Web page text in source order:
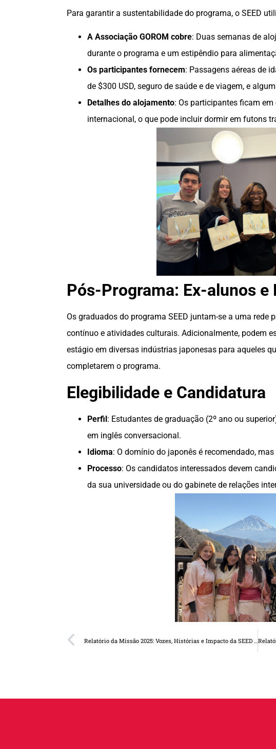
Para garantir a sustentabilidade do programa, o SEED
A Associação GOROM cobre: Duas semanas de
durante o programa e um estipêndio para
Os participantes fornecem: Passagens aéreas de
de $300 USD, seguro de saúde e de viagem, e
Detalhes do alojamento: Os participantes ficam
internacional, o que pode incluir dormir em futons
Pós-Programa: Ex-alunos e
Os graduados do programa SEED juntam-se a uma rede
contínuo e atividades culturais. Adicionalmente, podem
estágio em diversas indústrias japonesas para aqueles
completarem o programa.
Elegibilidade e Candidatura
Perfil: Estudantes de graduação (2º ano ou
em inglês conversacional.
Idioma: O domínio do japonês é recomendado,
Processo: Os candidatos interessados devem
da sua universidade ou do gabinete de relações
Relatório da Missão 2025: Vozes, Histórias e Impacto da SEED 2025